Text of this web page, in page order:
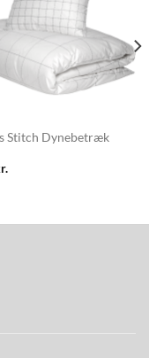
Stitch Dynebetræk